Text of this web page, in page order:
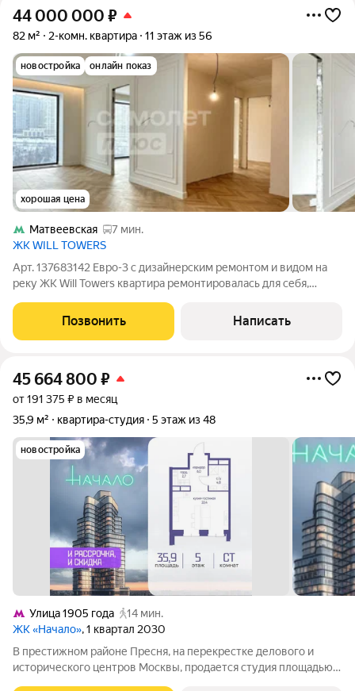
44 000 000 ₽
82 м² 2-комн. квартира 11 этаж из 56
новостройка онлайн показ
хорошая цена
Матвеевская
7 мин.
ЖК WILL TOWERS
Арт. 137683142 Евро-3 с дизайнерским ремонтом и видом на
реку ЖК Will Towers квартира ремонтировалась для себя,
покупкой большей площади! Межкомнатные двери и
светильники возможно подобрать
Позвонить Написать
45 664 800 ₽
от 191 375 ₽ в месяц
35,9 м²
квартира-студия 5 этаж из 48
новостройка
Улица 1905 года
14 мин.
ЖК «Начало», 1 квартал 2030
В престижном районе Пресня, на перекрестке делового и
исторического центров Москвы, продается студия площадью